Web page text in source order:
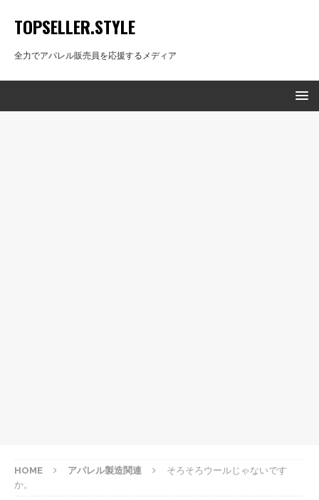
TOPSELLER.STYLE
全力でアパレル販売員を応援するメディア
HOME アパレル製造関連
そろそろウールじゃないです
か。